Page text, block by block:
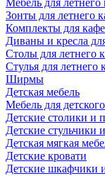
Мебель для летнего
Зонты для летнего
Комплекты для кафе
Диваны и кресла
Столы для летнего
Стулья для летнего
Ширмы
Детская мебель
Мебель для
Детские столики и
Детские стульчики
Детская мягкая
Детские кровати
Детские шкафчики